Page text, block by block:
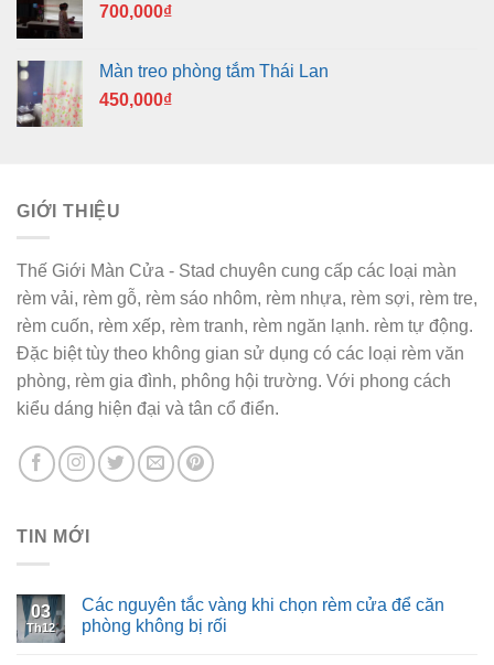
700,000₫
Màn treo phòng tắm Thái Lan
450,000₫
GIỚI THIỆU
Thế Giới Màn Cửa - Stad chuyên cung cấp các loại màn
rèm vải, rèm gỗ, rèm sáo nhôm, rèm nhựa, rèm sợi, rèm tre,
rèm cuốn, rèm xếp, rèm tranh, rèm ngăn lạnh. rèm tự động.
Đặc biệt tùy theo không gian sử dụng có các loại rèm văn
phòng, rèm gia đình, phông hội trường. Với phong cách
kiểu dáng hiện đại và tân cổ điển.
TIN MỚI
03
Th12
Các nguyên tắc vàng khi chọn rèm cửa để căn
phòng không bị rối